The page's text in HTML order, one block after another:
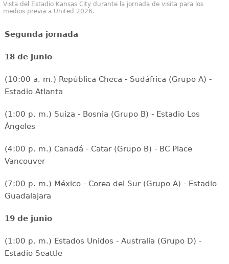
Vista del Estadio Kansas City durante la jornada de visita para los
medios previa a United 2026.
Segunda jornada
18 de junio
(10:00 a. m.) República Checa - Sudáfrica (Grupo A) -
Estadio Atlanta
(1:00 p. m.) Suiza - Bosnia (Grupo B) - Estadio Los
Ángeles
(4:00 p. m.) Canadá - Catar (Grupo B) - BC Place
Vancouver
(7:00 p. m.) México - Corea del Sur (Grupo A) - Estadio
Guadalajara
19 de junio
(1:00 p. m.) Estados Unidos - Australia (Grupo D) -
Estadio Seattle